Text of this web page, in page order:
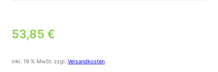
53,85 €
inkl. 19 % MwSt. zzgl.Versandkosten